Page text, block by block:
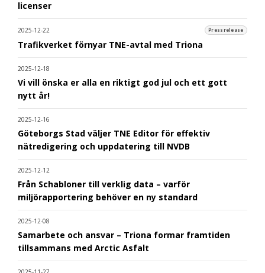
licenser
2025-12-22 Pressrelease
Trafikverket förnyar TNE-avtal med Triona
2025-12-18
Vi vill önska er alla en riktigt god jul och ett gott
nytt år!
2025-12-16
Göteborgs Stad väljer TNE Editor för effektiv
nätredigering och uppdatering till NVDB
2025-12-12
Från Schabloner till verklig data – varför
miljörapportering behöver en ny standard
2025-12-08
Samarbete och ansvar – Triona formar framtiden
tillsammans med Arctic Asfalt